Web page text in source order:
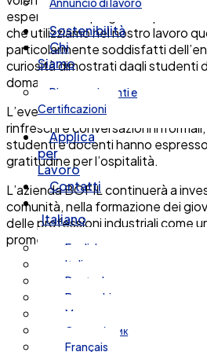
Sostenibilità
Chi
Siamo
Riconoscimenti e
Certificazioni
Applica
per
Lavoro
Contatti
Italiano
English
Italiano
Deutsch
Bosanski
Magyar
Српски језик
Français
esperienze e spiegando i
che utilizziamo nel nostro lavoro
particolarmente soddisfatti
curiosità dimostrati dagli studenti
domande e risposte.
L’evento si è concluso in
rinfreschi e conversazioni
studenti e docenti hanno
gratitudine per l’ospitalità.
L’azienda BOFIL continuerà a
comunità, nella formazione dei
delle professioni industriali come
promettente per le generazioni